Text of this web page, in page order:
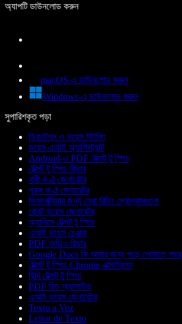
অ্যাপটি ডাউনলোড করুন
macOS-এ ডাউনলোড করুন
Windows-এ ডাউনলোড করুন
সুপারিশকৃত পড়া
ডিকটেশন ও ভয়েস টাইপিং
ভয়েস এআই অ্যাসিস্ট্যান্ট
Android-এ PDF টেক্সট টু স্পিচ
টেক্সট টু স্পিচ রিডার
নারী কণ্ঠ জেনারেটর
পুরুষ কণ্ঠ জেনারেটর
ডিসলেক্সিয়ার জন্য সেরা রিডিং প্রোগ্রামগুলো
রোবট ভয়েস জেনারেটর
অ্যানিমে টেক্সট টু স্পিচ
এআই ভয়েস চেঞ্জার
PDF অডিও রিডার
Google Docs কি আমার জন্য পড়ে শোনাতে পারে
টেক্সট টু স্পিচ Chrome এক্সটেনশন
হিন্দি টেক্সট টু স্পিচ
PDF রিড অ্যালাউড
এআই ভয়েস জেনারেটর
Texto a Voz
Leitor de Texto